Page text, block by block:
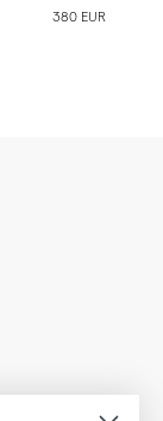
380 EUR